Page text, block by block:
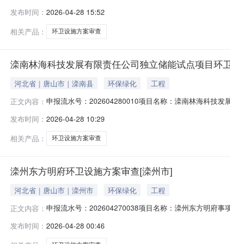
发布时间： 2026-04-28 15:52
相关产品：
环卫设施方案审查
滦南林海科技发展有限责任公司独立储能试点项目环
河北省｜唐山市｜滦南县 环保绿化
工程
正文内容： 申报流水号：202604280010项目名称：滦南林海科技发
发布时间： 2026-04-28 10:29
相关产品：
环卫设施方案审查
滦州东方明府环卫设施方案审查[滦州市]
河北省｜唐山市｜滦州市 环保绿化
工程
正文内容： 申报流水号：202604270038项目名称：滦州东方明府
发布时间： 2026-04-28 00:46